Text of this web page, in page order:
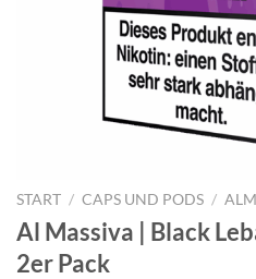
START / CAPS UND PODS /
Al Massiva | Black
2er Pack